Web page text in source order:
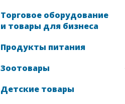
Торговое оборудование
и товары для бизнеса
Продукты питания
Зоотовары
Детские товары